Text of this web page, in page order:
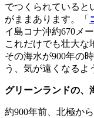
でつくられていると
がままあります。「
イ島コナ沖約670メ
これだけでも壮大な
その海水が900年の
う、気が遠くなるよ
グリーンランドの、
約900年前、北極か